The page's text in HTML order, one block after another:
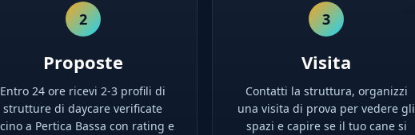
2
Proposte
Entro 24 ore ricevi 2-3 profili di
strutture di daycare verificate
a Pertica Bassa con rating e
3
Visita
Contatti la struttura, organizzi
una visita di prova per vedere gli
spazi e capire se il tuo cane si